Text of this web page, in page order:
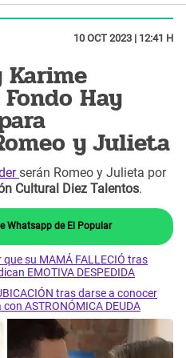
10 OCT 2023 | 12:41 H
Karime
Hay
y Julieta
serán Romeo y Julieta por
Cultural Diez Talentos.
Whatsapp de El Popular
su MAMÁ FALLECIÓ tras
EMOTIVA DESPEDIDA
tras darse a conocer
ASTRONÓMICA DEUDA